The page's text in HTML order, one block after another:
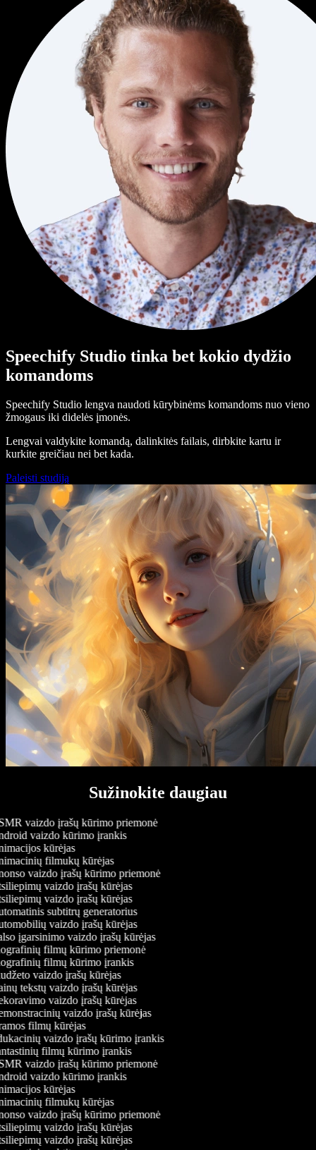
Speechify Studio tinka bet kokio dydžio
komandoms
Speechify Studio lengva naudoti kūrybinėms komandoms nuo vieno
žmogaus iki didelės įmonės.
Lengvai valdykite komandą, dalinkitės failais, dirbkite kartu ir
kurkite greičiau nei bet kada.
Paleisti studiją
Sužinokite daugiau
vaizdo įrašų kūrimo priemonė
vaizdo kūrimo įrankis
kūrėjas
filmukų kūrėjas
vaizdo įrašų kūrimo priemonė
vaizdo įrašų kūrėjas
vaizdo įrašų kūrėjas
subtitrų generatorius
vaizdo įrašų kūrėjas
įgarsinimo vaizdo įrašų kūrėjas
filmų kūrimo priemonė
filmų kūrimo įrankis
vaizdo įrašų kūrėjas
tekstų vaizdo įrašų kūrėjas
vaizdo įrašų kūrėjas
vaizdo įrašų kūrėjas
filmų kūrėjas
vaizdo įrašų kūrimo įrankis
filmų kūrimo įrankis
vaizdo įrašų kūrimo priemonė
vaizdo kūrimo įrankis
kūrėjas
filmukų kūrėjas
vaizdo įrašų kūrimo priemonė
vaizdo įrašų kūrėjas
vaizdo įrašų kūrėjas